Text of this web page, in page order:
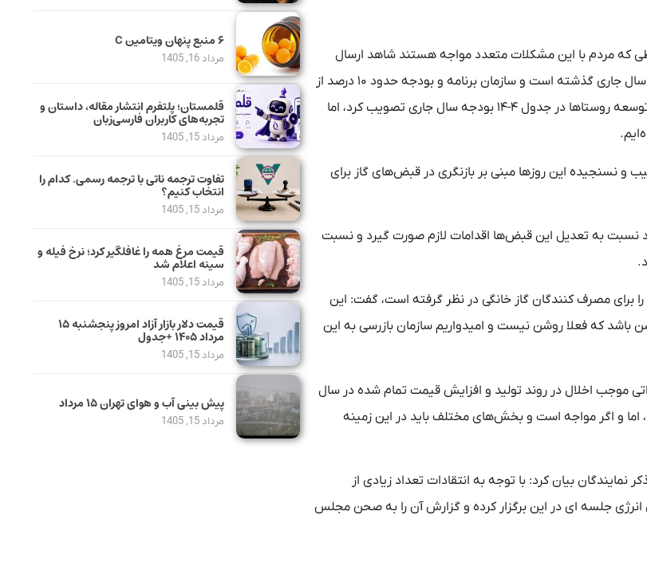
که مردم با این مشکلات متعدد مواجه هستند شاهد ارسال
قبض‌های گاز چندصد هزار تومانی و چند میلیونی برای مردم هستیم، ده ماه از سال جاری گذشته است و سازمان برنامه و بودجه حدود ۱۰ درصد از
تخصیص منابع را انجام داده است، مجلس هزاران میلیارد تومان برای کمک به توسعه روستاها در جدول ۴-۱۴ بودجه سال جاری تصویب کرد، اما
و نسنجیده این روزها مبنی بر بازنگری در قبض‌های گاز برای
نسبت به تعدیل این قبض‌ها اقدامات لازم صورت گیرد و نسبت
برای مصرف کنندگان گاز خانگی در نظر گرفته است، گفت: این
باشد که فعلا روشن نیست و امیدواریم سازمان بازرسی به این
موجب اخلال در روند تولید و افزایش قیمت تمام شده در سال
و اگر مواجه است و بخش‌های مختلف باید در این زمینه
بیان کرد: با توجه به انتقادات تعداد زیادی از
جلسه ای در این برگزار کرده و گزارش آن را به صحن مجلس
۶ منبع پنهان ویتامین C
مرداد 16, 1405
قلمستان؛ پلتفرم انتشار مقاله، داستان و
تجربه‌های کاربران فارسی‌زبان
مرداد 15, 1405
تفاوت ترجمه ناتی با ترجمه رسمی. کدام را
انتخاب کنیم؟
مرداد 15, 1405
قیمت مرغ همه را غافلگیر کرد؛ نرخ فیله و
سینه اعلام شد
مرداد 15, 1405
قیمت دلار بازار آزاد امروز پنجشنبه ۱۵
مرداد ۱۴۰۵ +جدول
مرداد 15, 1405
پیش بینی آب و هوای تهران ۱۵ مرداد
مرداد 15, 1405